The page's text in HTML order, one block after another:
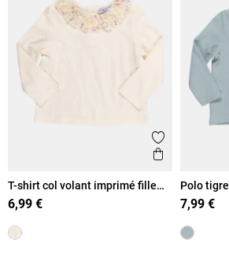
Ajouter aux
Aperçu
T-shirt col volant imprimé fille
(3-36M)
6,99 €
Polo
7,99 €